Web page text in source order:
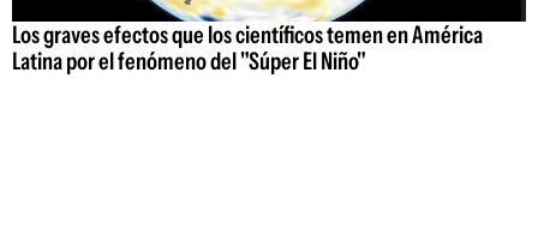
Los graves efectos que los científicos temen en América
Latina por el fenómeno del "Súper El Niño"